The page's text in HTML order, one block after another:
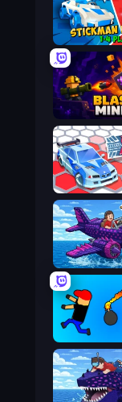
Blast Miner
Cars Arena
Mini-Caps: